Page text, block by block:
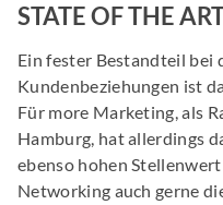
STATE OF THE
Ein fester Bestandteil bei
Kundenbeziehungen ist
Für more Marketing, als
Hamburg, hat allerdings
ebenso hohen
Networking auch gerne